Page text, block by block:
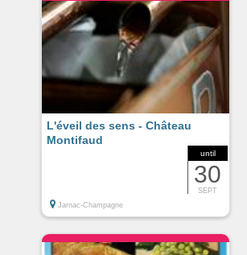
until
30
SEPT
L'éveil des sens - Château
Montifaud
Jarnac-Champagne